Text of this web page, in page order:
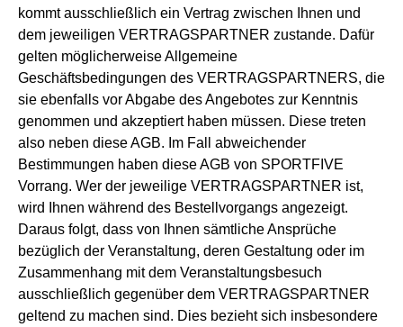
kommt ausschließlich ein Vertrag zwischen Ihnen und
dem jeweiligen VERTRAGSPARTNER zustande. Dafür
gelten möglicherweise Allgemeine
Geschäftsbedingungen des VERTRAGSPARTNERS, die
sie ebenfalls vor Abgabe des Angebotes zur Kenntnis
genommen und akzeptiert haben müssen. Diese treten
also neben diese AGB. Im Fall abweichender
Bestimmungen haben diese AGB von SPORTFIVE
Vorrang. Wer der jeweilige VERTRAGSPARTNER ist,
wird Ihnen während des Bestellvorgangs angezeigt.
Daraus folgt, dass von Ihnen sämtliche Ansprüche
bezüglich der Veranstaltung, deren Gestaltung oder im
Zusammenhang mit dem Veranstaltungsbesuch
ausschließlich gegenüber dem VERTRAGSPARTNER
geltend zu machen sind. Dies bezieht sich insbesondere